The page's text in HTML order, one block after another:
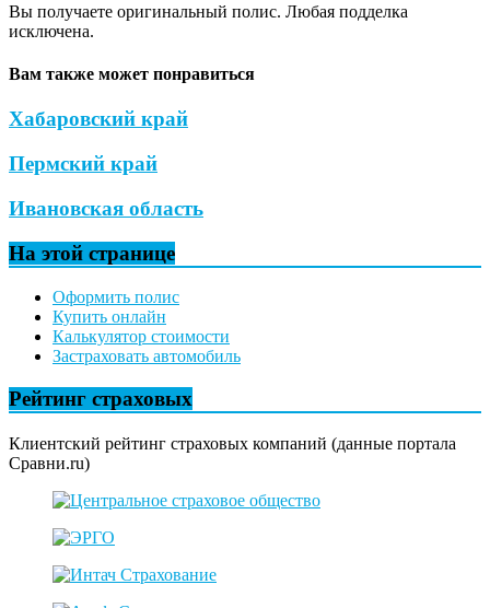
Вы получаете оригинальный полис. Любая подделка
исключена.
Вам также может понравиться
Хабаровский край
Пермский край
Ивановская область
На этой странице
Оформить полис
Купить онлайн
Калькулятор стоимости
Застраховать автомобиль
Рейтинг страховых
Клиентский рейтинг страховых компаний (данные портала
Сравни.ru)